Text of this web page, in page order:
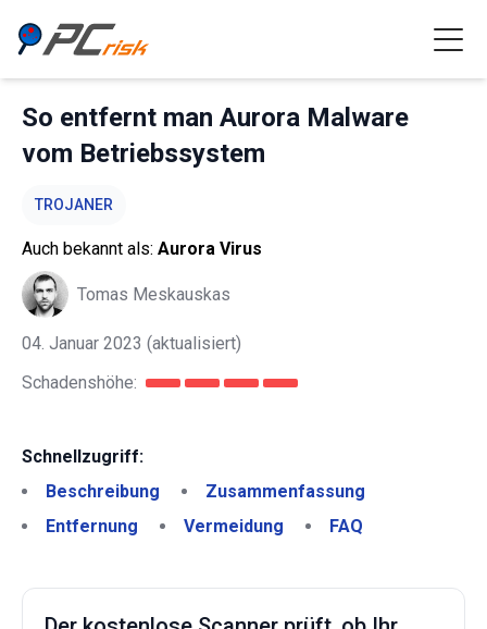
So entfernt man Aurora Malware
vom Betriebssystem
TROJANER
Auch bekannt als: Aurora Virus
Tomas Meskauskas
04. Januar 2023 (aktualisiert)
Schadenshöhe:
Schnellzugriff:
Beschreibung
Zusammenfassung
Entfernung
Vermeidung FAQ